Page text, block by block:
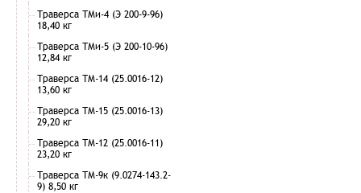
Траверса ТМи-4 (Э 200-9-96)
18,40 кг
Траверса ТМи-5 (Э 200-10-96)
12,84 кг
Траверса ТМ-14 (25.0016-12)
13,60 кг
Траверса ТМ-15 (25.0016-13)
29,20 кг
Траверса ТМ-12 (25.0016-11)
23,20 кг
Траверса ТМ-9к (9.0274-143.2-
9) 8,50 кг